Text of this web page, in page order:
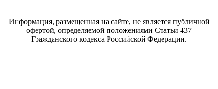
Информация, размещенная на сайте, не является публичной
офертой, определяемой положениями Статьи 437
Гражданского кодекса Российской Федерации.